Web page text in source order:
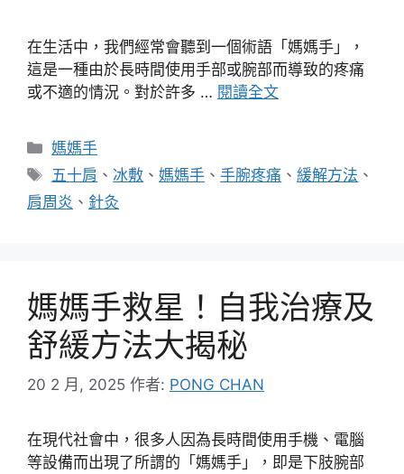
在生活中，我們經常會聽到一個術語「媽媽手」，
這是一種由於長時間使用手部或腕部而導致的疼痛
或不適的情況。對於許多 … 閱讀全文
分
類
媽媽手
標
籤
五十肩 、冰敷 、媽媽手 、手腕疼痛 、緩解方法 、
肩周炎 、 針灸
媽媽手救星！自我治療及
舒緩方法大揭秘
20 2 月, 2025 作者: PONG CHAN
在現代社會中，很多人因為長時間使用手機、電腦
等設備而出現了所謂的「媽媽手」，即是下肢腕部